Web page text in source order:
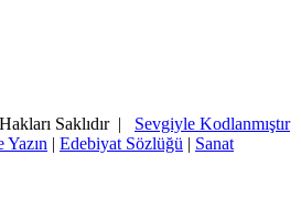
Saklıdır | Sevgiyle Kodlanmıştır
Yazın | Edebiyat Sözlüğü | Sanat